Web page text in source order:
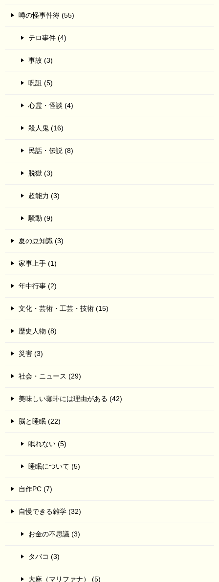
噂の怪事件簿 (55)
テロ事件 (4)
事故 (3)
呪詛 (5)
心霊・怪談 (4)
殺人鬼 (16)
民話・伝説 (8)
脱獄 (3)
超能力 (3)
騒動 (9)
夏の豆知識 (3)
家事上手 (1)
年中行事 (2)
文化・芸術・工芸・技術 (15)
歴史人物 (8)
災害 (3)
社会・ニュース (29)
美味しい珈琲には理由がある (42)
脳と睡眠 (22)
眠れない (5)
睡眠について (5)
自作PC (7)
自慢できる雑学 (32)
お金の不思議 (3)
タバコ (3)
大麻（マリファナ） (5)